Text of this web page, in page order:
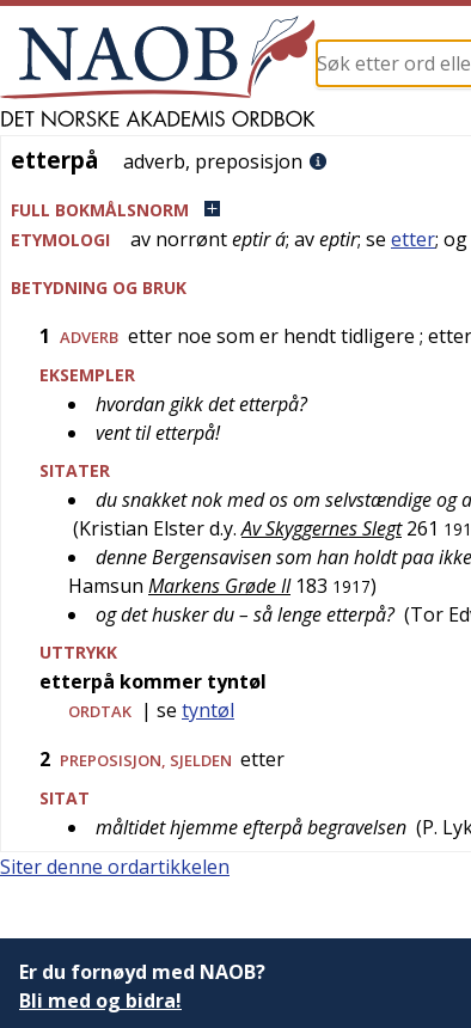
etterpå
etterpå adverb, preposisjon
FULL BOKMÅLSNORM
ETYMOLOGI
av norrønteptir á; aveptir; se etter; og
BETYDNING OG BRUK
1 ADVERB etter noe som er hendt tidligere ;
EKSEMPLER
hvordan gikk det etterpå?
vent til etterpå!
SITATER
du snakket nok med os om selvstændige og
(Kristian Elster d.y. Av Skyggernes Slegt 261
denne Bergensavisen som han holdt paa
Hamsun Markens Grøde II 183 1917)
og det husker du – så lenge etterpå? (Tor
UTTRYKK
etterpå kommer tyntøl
ORDTAK | se tyntøl
2 PREPOSISJON, SJELDEN etter
SITAT
måltidet hjemme efterpå begravelsen (P.
Siter denne ordartikkelen
Er du fornøyd med NAOB?
Bli med og bidra!